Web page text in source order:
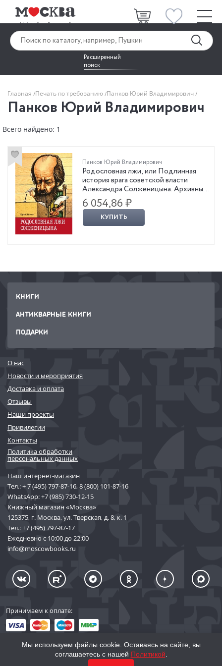
Расширенный
поиск
Главная Печать по требованию Панков Юрий Владимирович
Панков Юрий Владимирович
Всего найдено: 1
Панков Юрий Владимирович
Родословная лжи, или Подлинная
история врага советской власти
Александра Солженицына. Архивные
документы и письма
6 054,86 ₽
КУПИТЬ
КНИГИ
АНТИКВАРНЫЕ КНИГИ
ПОДАРКИ
О нас
Новости и мероприятия
Доставка и оплата
Отзывы
Наши проекты
Привилегии
Контакты
Политика обработки
персональных данных
Наш интернет-магазин
Тел.:+ 7 (495) 797-87-16,8 (800) 101-87-16
WhatsApp:+7 (985) 730-12-15
Книжный магазин «Москва»
125375, г. Москва, ул. Тверская, д. 8, к. 1
Тел.:+7 (495) 797-87-17
Ежедневно с 10:00 до 22:00
info@moscowbooks.ru
Принимаем к оплате:
© 2002–2026 «Торговый Дом Книги «МОСКВА»
Мы используем файлы cookie. Оставаясь на сайте, вы
соглашаетесь с нашей Политикой